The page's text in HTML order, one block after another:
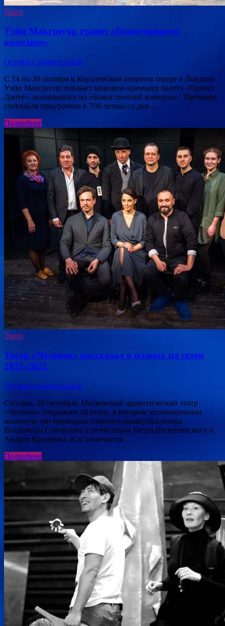
Театр
Уэйн Макгрегор ставит «Божественную
комедию»
Оставьте комментарий
С 14 по 30 октября в Королевском оперном театре в Лондоне
Уэйн Макгрегор покажет мировую премьеру балета «Проект
Данте», основанного на «Божественной комедии». Премьера
спектакля приурочена к 700-летию со дня …
Подробнее
Театр
Театр «Человек» рассказал о планах на сезон
2021-2022
Оставьте комментарий
Сегодня, 28 сентября, Московский драматический театр
«Человек» открывает 48 сезон, в котором запланированы
минимум три премьеры: главного режиссёра театра
Владимира Скворцова и режиссёров Петра Шерешевского и
Андрея Крупника. Как отмечается …
Подробнее